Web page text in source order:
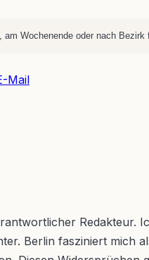
am Wochenende oder nach Bezirk
Mail
Redakteur.
Berlin fasziniert mich